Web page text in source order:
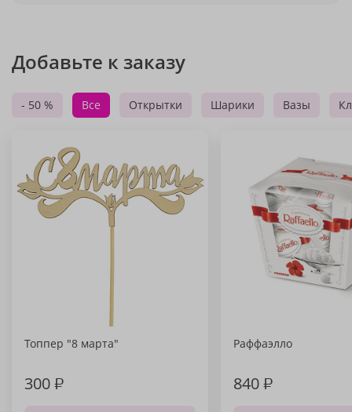
Добавьте к заказу
- 50 % Все Открытки Шарики Вазы
Топпер "8 марта"
300₽
Раффаэлло
840₽